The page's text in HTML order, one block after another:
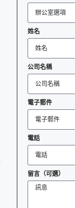
姓名
公司名稱
電子郵件
電話
留言（可選）